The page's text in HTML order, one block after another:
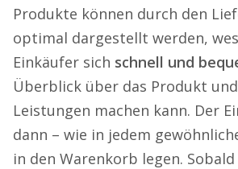
Produkte können durch den
optimal dargestellt werden,
Einkäufer sich schnell und
Überblick über das Produkt
Leistungen machen kann. Der
dann – wie in jedem
in den Warenkorb legen.